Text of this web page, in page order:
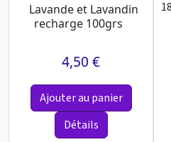
Lavande et Lavandin
recharge 100grs
4,50 €
Ajouter au panier
Détails